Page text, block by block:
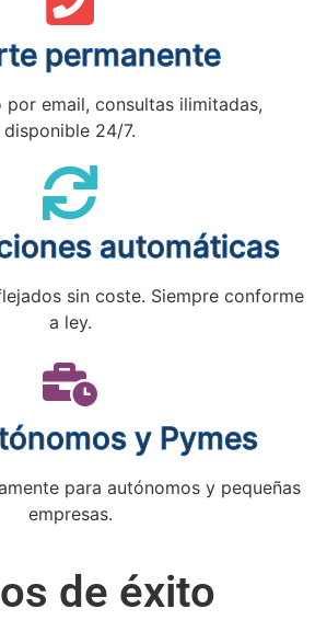
permanente
por email, consultas ilimitadas,
disponible 24/7.
automáticas
sin coste. Siempre conforme
a ley.
y Pymes
para autónomos y pequeñas
empresas.
de éxito